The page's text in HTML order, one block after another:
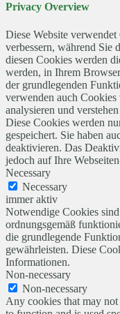
Privacy Overview
Diese Website
verbessern, während Sie
diesen Cookies werden
werden, in Ihrem
der grundlegenden
verwenden auch
analysieren und
Diese Cookies werden
gespeichert. Sie haben
deaktivieren. Das
jedoch auf Ihre
Necessary
Necessary
immer aktiv
Notwendige Cookies
ordnungsgemäß
die grundlegende
gewährleisten. Diese
Informationen.
Non-necessary
Non-necessary
Any cookies that may